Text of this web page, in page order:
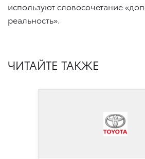
используют словосочетание
реальность».
ЧИТАЙТЕ ТАКЖЕ